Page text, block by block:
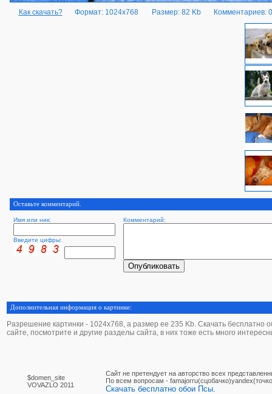
Как скачать? Формат: 1024x768 Размер: 82 Kb Комментариев: 0
Оставьте комментарий.
Имя или ник: Комментарий:
Введите цифры:
Дополнительная информация о картинке:
Разрешение картинки - 1024х768, а размер ее 235 Kb. Скачать бесплатно
сайте, посмотрите и другие разделы сайта, в них тоже есть много
$domen_site
VOVAZLO 2011
Сайт не претендует на авторство всех
По вcем вопросам -
Скачать бесплатно обои Псы.